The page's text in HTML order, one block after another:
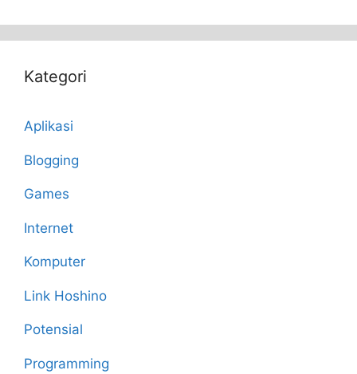
Kategori
Aplikasi
Blogging
Games
Internet
Komputer
Link Hoshino
Potensial
Programming